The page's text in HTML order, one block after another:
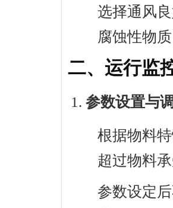
选择通风
腐蚀性物
二、运行监
参数设置与
根据物料
超过物料
参数设定